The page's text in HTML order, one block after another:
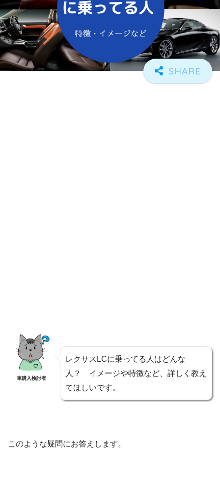
車購入検討者
レクサスLCに乗ってる人はどんな
人？ イメージや特徴など、詳しく教え
てほしいです。
このような疑問にお答えします。